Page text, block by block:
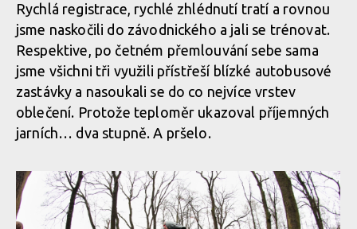
Rychlá registrace, rychlé zhlédnutí tratí a rovnou
jsme naskočili do závodnického a jali se trénovat.
Respektive, po četném přemlouvání sebe sama
jsme všichni tři využili přístřeší blízké autobusové
zastávky a nasoukali se do co nejvíce vrstev
oblečení. Protože teploměr ukazoval příjemných
jarních… dva stupně. A pršelo.